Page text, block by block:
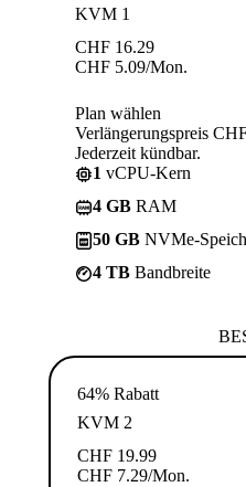
KVM 1
CHF 16.29
CHF 5.09/Mon.
Plan wählen
Verlängerungspreis
Jederzeit kündbar.
1 vCPU-Kern
4 GB RAM
50 GB NVMe-
4 TB Bandbreite
64% Rabatt
KVM 2
CHF 19.99
CHF 7.29/Mon.